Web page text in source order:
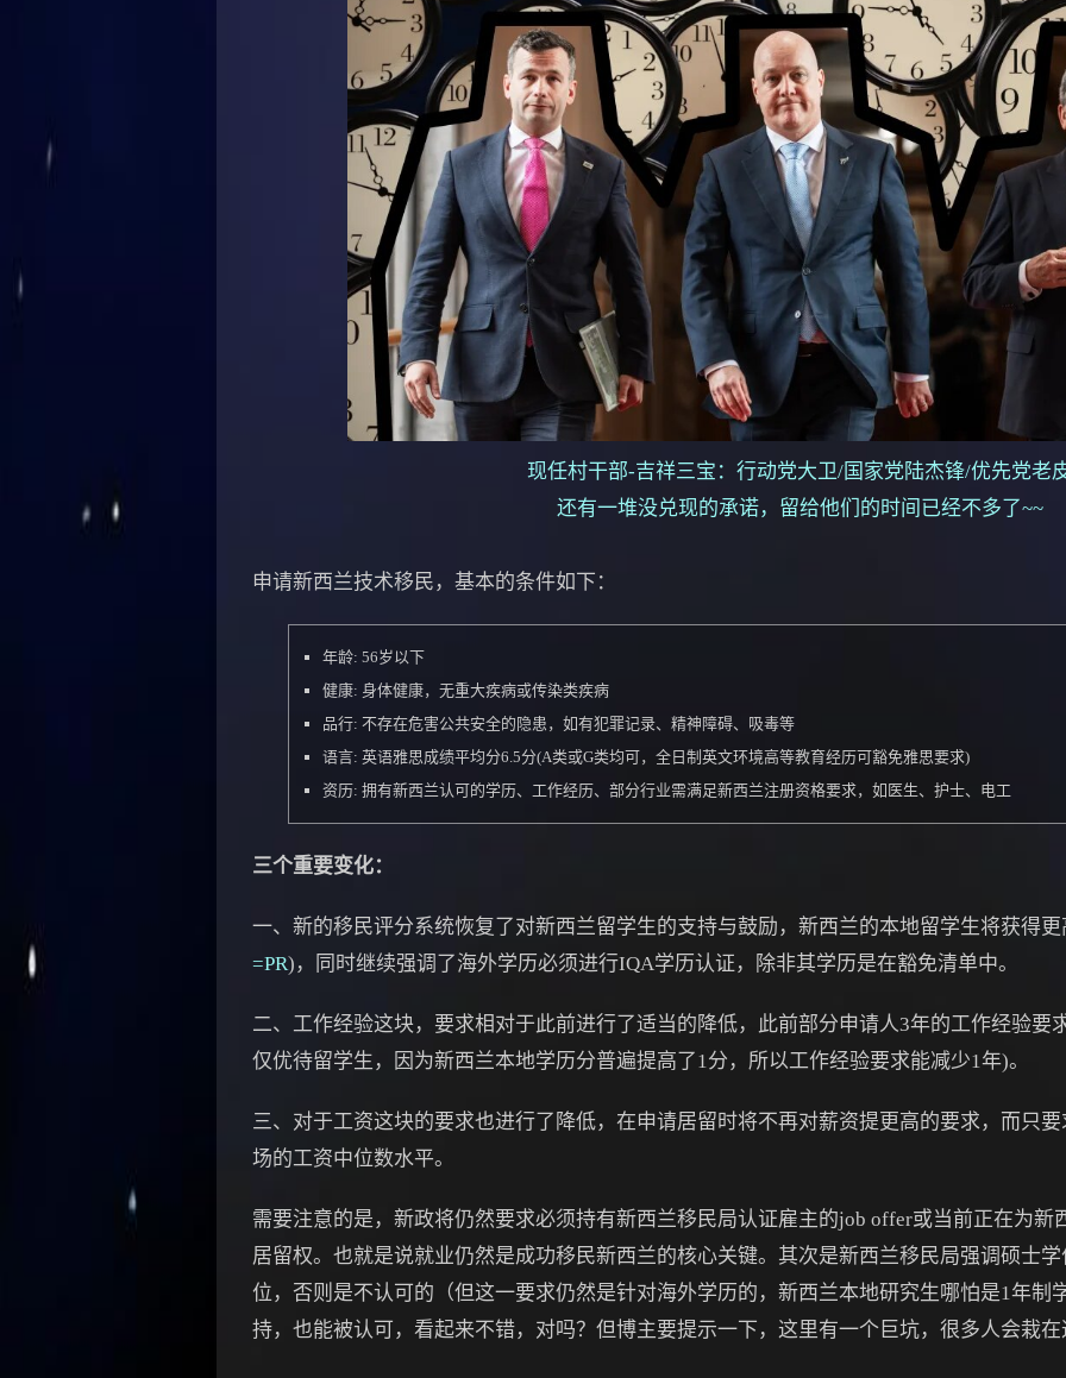
现任村干部-吉祥三宝：行动党大卫/国家党陆杰锋/优先党老
还有一堆没兑现的承诺，留给他们的时间已经不多了~~
申请新西兰技术移民，基本的条件如下：
年龄: 56岁以下
健康: 身体健康，无重大疾病或传染类疾病
品行: 不存在危害公共安全的隐患，如有犯罪记录、精神障碍、吸毒等
语言: 英语雅思成绩平均分6.5分(A类或G类均可，全日制英文环境高等教育经历可豁免雅思要求)
资历: 拥有新西兰认可的学历、工作经历、部分行业需满足新西兰注册资格要求，如医生、护士、电工
三个重要变化：
一、新的移民评分系统恢复了对新西兰留学生的支持与鼓励，新西兰的本地留学生将获得
=PR)，同时继续强调了海外学历必须进行IQA学历认证，除非其学历是在豁免清单中。
二、工作经验这块，要求相对于此前进行了适当的降低，此前部分申请人3年的工作经验要
仅优待留学生，因为新西兰本地学历分普遍提高了1分，所以工作经验要求能减少1年)。
三、对于工资这块的要求也进行了降低，在申请居留时将不再对薪资提更高的要求，而只
场的工资中位数水平。
需要注意的是，新政将仍然要求必须持有新西兰移民局认证雇主的job offer或当前正在为新
居留权。也就是说就业仍然是成功移民新西兰的核心关键。其次是新西兰移民局强调硕士
位，否则是不认可的（但这一要求仍然是针对海外学历的，新西兰本地研究生哪怕是1年制
持，也能被认可，看起来不错，对吗？但博主要提示一下，这里有一个巨坑，很多人会栽